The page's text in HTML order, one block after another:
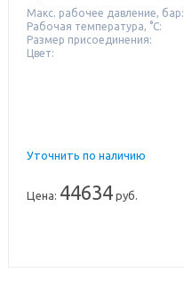
Макс. рабочее давление, бар:
Рабочая температура, °C:
Размер присоединения:
Цвет:
Уточнить по наличию
Цена: 44634руб.